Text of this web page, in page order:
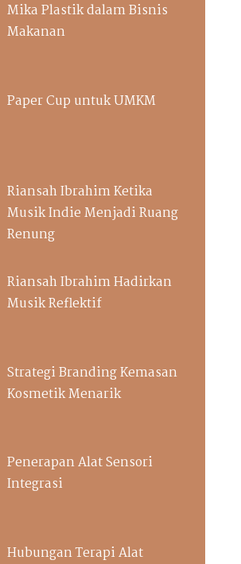
Mika Plastik dalam Bisnis
Makanan
Paper Cup untuk UMKM
Riansah Ibrahim Ketika
Musik Indie Menjadi Ruang
Renung
Riansah Ibrahim Hadirkan
Musik Reflektif
Strategi Branding Kemasan
Kosmetik Menarik
Penerapan Alat Sensori
Integrasi
Hubungan Terapi Alat